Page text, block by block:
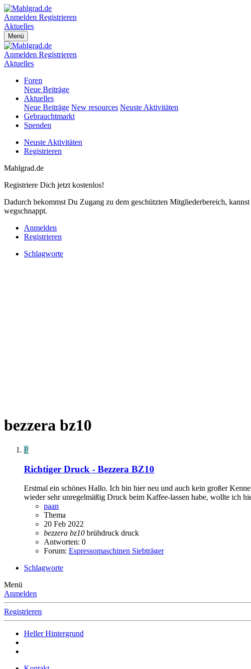
Anmelden Registrieren
Aktuelles
Menü
Anmelden Registrieren
Aktuelles
Foren
Neue Beiträge
Aktuelles
Neue Beiträge New resources Neuste Aktivitäten
Gebrauchtmarkt
Spenden
Neuste Aktivitäten
Registrieren
Mahlgrad.de
Registriere Dich jetzt kostenlos!
Dadurch bekommst Du Zugang zu dem geschützten Mitgliederbereich,
wegschnappt.
Anmelden
Registrieren
Schlagworte
bezzera bz10
P
Richtiger Druck - Bezzera BZ10
Erstmal ein schönes Hallo. Ich bin hier neu und auch kein großer
wieder sehr unregelmäßig Druck beim Kaffee-lassen habe, wollte ich
paan
Thema
20 Feb 2022
bezzera bz10 brühdruck druck
Antworten: 0
Forum: Espressomaschinen Siebträger
Schlagworte
Menü
Anmelden
Registrieren
Heller Hintergrund